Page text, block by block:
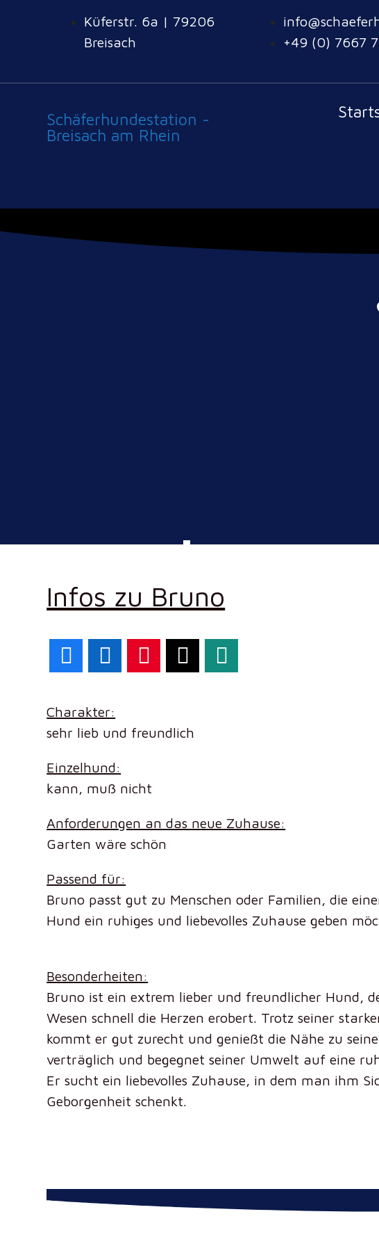
Küferstr. 6a | 79206
Breisach
+49 (0) 7667
Schäferhundestation -
Breisach am Rhein
Infos zu Bruno
Charakter:
sehr lieb und freundlich
Einzelhund:
kann, muß nicht
Anforderungen an das neue Zuhause:
Garten wäre schön
Passend für:
Bruno passt gut zu Menschen oder Familien, die
Hund ein ruhiges und liebevolles Zuhause geben
Besonderheiten:
Bruno ist ein extrem lieber und freundlicher Hund,
Wesen schnell die Herzen erobert. Trotz seiner
kommt er gut zurecht und genießt die Nähe zu
verträglich und begegnet seiner Umwelt auf eine
Er sucht ein liebevolles Zuhause, in dem man ihm
Geborgenheit schenkt.